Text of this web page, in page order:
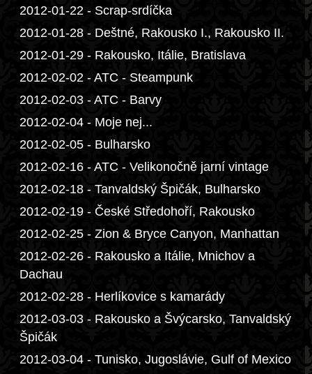
2012-01-22 - Scrap-srdíčka
2012-01-28 - Deštné, Rakousko I., Rakousko II.
2012-01-29 - Rakousko, Itálie, Bratislava
2012-02-02 - ATC - Steampunk
2012-02-03 - ATC - Barvy
2012-02-04 - Moje nej...
2012-02-05 - Bulharsko
2012-02-16 - ATC - Velikonočně jarní vintage
2012-02-18 - Tanvaldský Špičák, Bulharsko
2012-02-19 - České Středohoří, Rakousko
2012-02-25 - Zion & Bryce Canyon, Manhattan
2012-02-26 - Rakousko a Itálie, Mnichov a
Dachau
2012-02-28 - Herlíkovice s kamarády
2012-03-03 - Rakousko a Švýcarsko, Tanvaldský
Špičák
2012-03-04 - Tunisko, Jugoslávie, Gulf of Mexico